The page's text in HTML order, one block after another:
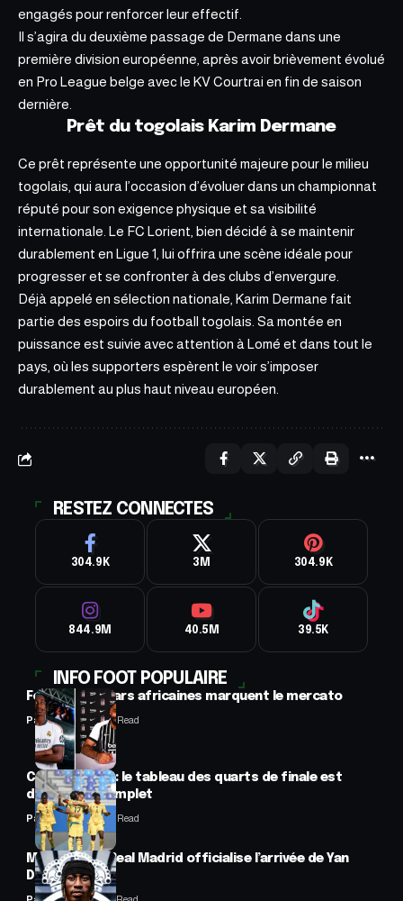
engagés pour renforcer leur effectif.
Il s’agira du deuxième passage de Dermane dans une
première division européenne, après avoir brièvement évolué
en Pro League belge avec le KV Courtrai en fin de saison
dernière.
Prêt du togolais Karim Dermane
Ce prêt représente une opportunité majeure pour le milieu
togolais, qui aura l’occasion d’évoluer dans un championnat
réputé pour son exigence physique et sa visibilité
internationale. Le FC Lorient, bien décidé à se maintenir
durablement en Ligue 1, lui offrira une scène idéale pour
progresser et se confronter à des clubs d’envergure.
Déjà appelé en sélection nationale, Karim Dermane fait
partie des espoirs du football togolais. Sa montée en
puissance est suivie avec attention à Lomé et dans tout le
pays, où les supporters espèrent le voir s’imposer
durablement au plus haut niveau européen.
RESTEZ CONNECTES
304.9K 3M 304.9K
844.9M 40.5M 39.5K
INFO FOOT POPULAIRE
Football : 2 stars africaines marquent le mercato
Panafrofoot2 Min Read
CAN féminine : le tableau des quarts de finale est
désormais complet
Panafrofoot2 Min Read
Mercato : Le Real Madrid officialise l’arrivée de Yan
Diomandé